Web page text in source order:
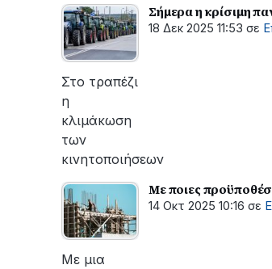
Σήμερα η κρίσιμη
18 Δεκ 2025 11:53 σε
Στο τραπέζι
η
κλιμάκωση
των
κινητοποιήσεων
Με ποιες
14 Οκτ 2025 10:16 σε
Με μια